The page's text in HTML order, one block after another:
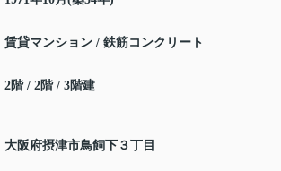
賃貸マンション / 鉄筋コンクリート
2階 / 2階 / 3階建
大阪府摂津市鳥飼下 ３丁目